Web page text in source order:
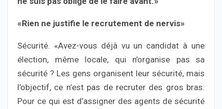
«Rien ne justifie le recrutement de nervis»
Sécurité. «Avez-vous déjà vu un candidat à une
élection, même locale, qui n’organise pas sa
sécurité ? Les gens organisent leur sécurité, mais
l’objectif, ce n’est pas de recruter des gros bras.
Pour ce qui est d’assigner des agents de sécurité